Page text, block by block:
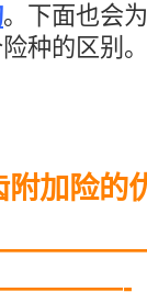
。下面也会
种的区别。
附加险的